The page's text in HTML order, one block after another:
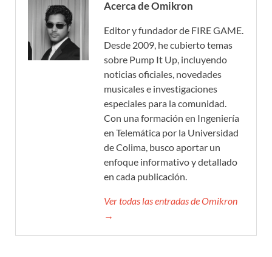
Acerca de Omikron
Editor y fundador de FIRE GAME.
Desde 2009, he cubierto temas
sobre Pump It Up, incluyendo
noticias oficiales, novedades
musicales e investigaciones
especiales para la comunidad.
Con una formación en Ingeniería
en Telemática por la Universidad
de Colima, busco aportar un
enfoque informativo y detallado
en cada publicación.
Ver todas las entradas de Omikron
→